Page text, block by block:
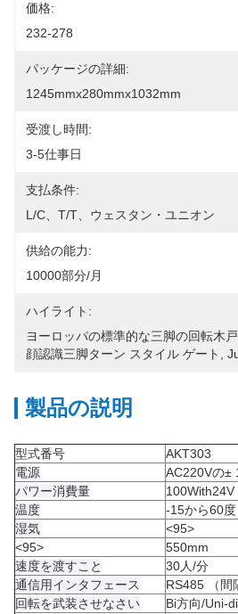
価格:
232-278
パッケージの詳細:
1245mmx280mmx1032mm
受渡し時間:
3-5仕事日
支払条件:
L/C、T/T、ウェスタン・ユニオン
供給の能力:
10000部分/月
ハイライト:
ヨーロッパの標準的な三脚の回転木
顔認識三脚ターン スタイル ゲート
製品の説明
型式番号
AKT303
電源
AC220Vの±
パワー消費量
100With24V
温度
-15から60度
湿気
<95>
<95>
550mm
速度を渡すこと
30人/分
通信用インタフェース
RS485 （間
回転を武装させなさい
Bi方向/Uni-